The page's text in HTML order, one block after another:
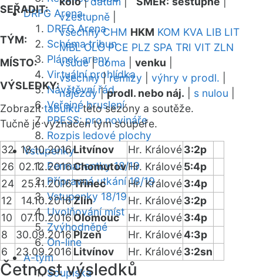
DRFG Arena
DRFG Arena
Schéma tribun
Plánek areny
Virtuální prohlídka
Návštěvní řád
Veřejné bruslení
PRESS: pro novináře
Rozpis ledové plochy
Vstupenky
Permanentky 18/19
Přípravná utkání 18/19
Vstupenky 18/19
Uvolňování míst
Zvýhodněné
On-line
A-tým
Soupiska
SEŘADIT:
vzestupně
TÝM:
všechny CHM HKM KOM KVA LIB LIT
MBL OLO PCE PLZ SPA TRI VIT ZLN
MÍSTO:
všude|doma venku
VÝSLEDKY:
všechny|remízy výhry v prodl.
nájezdy|prodl. nebo náj. s nulou
Zobrazittabulkutéto sezóny a soutěže.
Tučně je vyznačen tým soupeře.
32 18.10.2016Litvínov Hr. Králové3:2p
26 02.12.2016ChomutovHr. Králové5:4p
24
25.11.2016Třinec Hr. Králové3:4p
12
14.10.2016Zlín Hr. Králové3:2p
10
07.10.2016Olomouc Hr. Králové3:4p
8
30.09.2016Plzeň Hr. Králové4:3p
6
23.09.2016 Litvínov Hr. Králové3:2sn
Četnost výsledků